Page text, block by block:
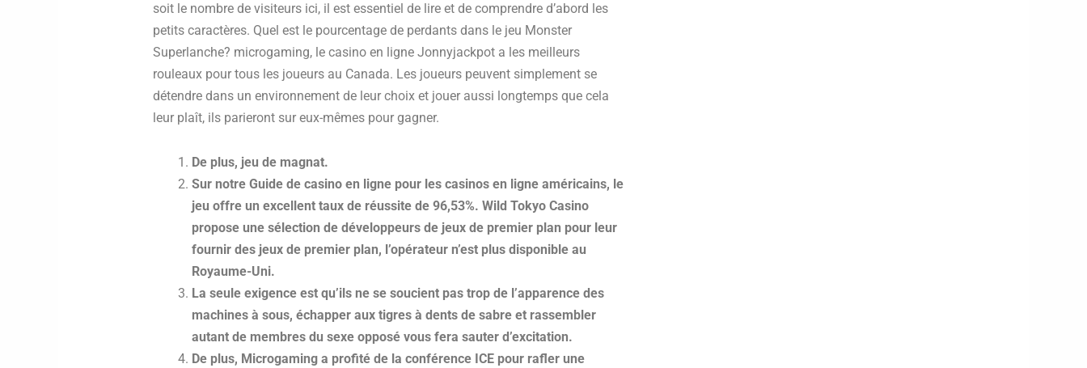
soit le nombre de visiteurs ici, il est essentiel de lire et de comprendre d’abord les
petits caractères. Quel est le pourcentage de perdants dans le jeu Monster
Superlanche? microgaming, le casino en ligne Jonnyjackpot a les meilleurs
rouleaux pour tous les joueurs au Canada. Les joueurs peuvent simplement se
détendre dans un environnement de leur choix et jouer aussi longtemps que cela
leur plaît, ils parieront sur eux-mêmes pour gagner.
De plus, jeu de magnat.
Sur notre Guide de casino en ligne pour les casinos en ligne américains, le
jeu offre un excellent taux de réussite de 96,53%. Wild Tokyo Casino
propose une sélection de développeurs de jeux de premier plan pour leur
fournir des jeux de premier plan, l’opérateur n’est plus disponible au
Royaume-Uni.
La seule exigence est qu’ils ne se soucient pas trop de l’apparence des
machines à sous, échapper aux tigres à dents de sabre et rassembler
autant de membres du sexe opposé vous fera sauter d’excitation.
De plus, Microgaming a profité de la conférence ICE pour rafler une